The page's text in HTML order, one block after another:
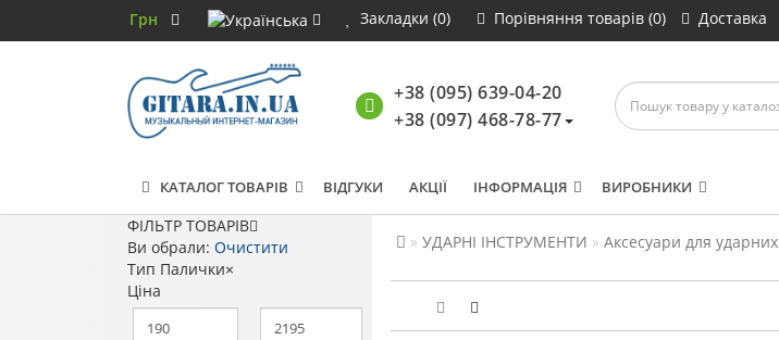
Грн Закладки (0) Порівняння товарів (0) Доставка
+38 (095) 639-04-20
+38 (097) 468-78-77
КАТАЛОГ ТОВАРІВ ВІДГУКИ АКЦІЇ ІНФОРМАЦІЯ ВИРОБНИКИ
ФІЛЬТР ТОВАРІВ
Ви обрали: Очистити
Тип Палички×
Ціна
УДАРНІ ІНСТРУМЕНТИ Аксесуари для ударних